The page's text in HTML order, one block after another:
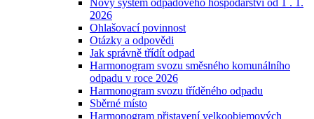
Nový systém odpadového hospodářství od 1 . 1.
2026
Ohlašovací povinnost
Otázky a odpovědi
Jak správně třídít odpad
Harmonogram svozu směsného komunálního
odpadu v roce 2026
Harmonogram svozu tříděného odpadu
Sběrné místo
Harmonogram přistavení velkoobjemových